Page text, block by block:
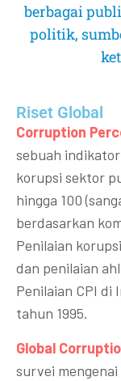
berbagai
politik,
Riset Global​
Corruption
sebuah
korupsi sektor
hingga 100
berdasarkan
Penilaian
dan penilaian
Penilaian CPI di
tahun 1995.
Global
survei